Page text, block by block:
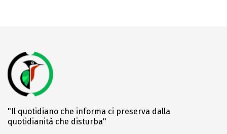
"Il quotidiano che informa ci preserva dalla
quotidianità che disturba"